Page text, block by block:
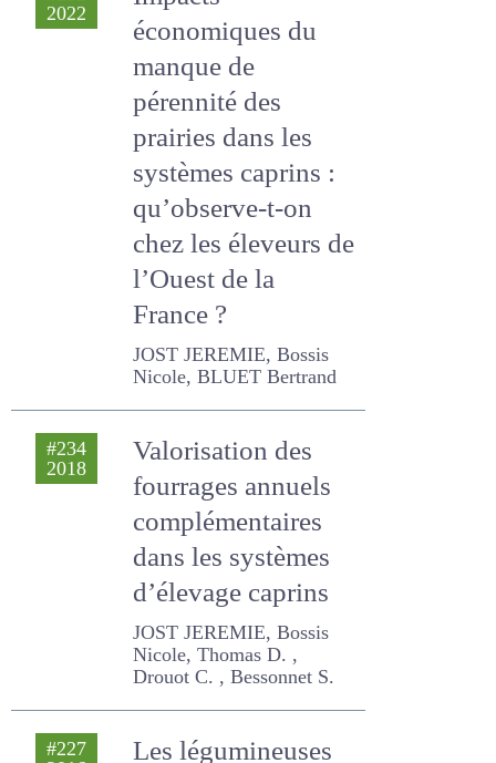
#252
Impacts
économiques du
manque de
pérennité des
prairies dans les
systèmes caprins :
qu’observe-t-on
chez les éleveurs
de l’Ouest de la
France ?
JOST JEREMIE, Bossis
Nicole, BLUET Bertrand
#234
Valorisation des
fourrages annuels
complémentaires
dans les systèmes
d’élevage caprins
JOST JEREMIE, Bossis
Nicole, Thomas D. , Drouot
C. , Bessonnet S.